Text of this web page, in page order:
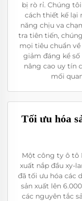
bị rò rỉ. Chúng
cách thiết kế lại
năng chịu va
tra tiên tiến,
mọi tiêu chuẩn
giảm đáng kể số
nâng cao uy tín
mối
Tối ưu hóa
Một công ty ô tô
xuất nắp đầu xy-
đã tối ưu hóa các
sản xuất lên
các nguyên tắc